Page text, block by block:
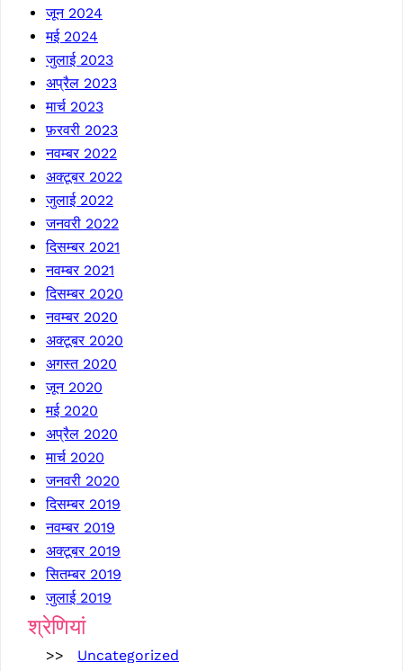
जून 2024
मई 2024
जुलाई 2023
अप्रैल 2023
मार्च 2023
फ़रवरी 2023
नवम्बर 2022
अक्टूबर 2022
जुलाई 2022
जनवरी 2022
दिसम्बर 2021
नवम्बर 2021
दिसम्बर 2020
नवम्बर 2020
अक्टूबर 2020
अगस्त 2020
जून 2020
मई 2020
अप्रैल 2020
मार्च 2020
जनवरी 2020
दिसम्बर 2019
नवम्बर 2019
अक्टूबर 2019
सितम्बर 2019
जुलाई 2019
श्रेणियां
Uncategorized